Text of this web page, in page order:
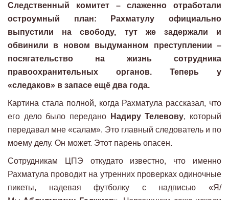
Следственный комитет – слаженно отработали
остроумный план: Рахматулу официально
выпустили на свободу, тут же задержали и
обвинили в новом выдуманном преступлении –
посягательство на жизнь сотрудника
правоохранительных органов. Теперь у
«следаков» в запасе ещё два года.
Картина стала полной, когда Рахматула рассказал, что
его дело было передано
Надиру Телевову, который
передавал мне «салам». Это главный следователь и по
моему делу. Он может. Этот парень опасен.
Сотрудникам ЦПЭ откуда­то известно, что именно
Рахматула проводит на утренних проверках одиночные
пикеты, надевая футболку с надписью «Я/